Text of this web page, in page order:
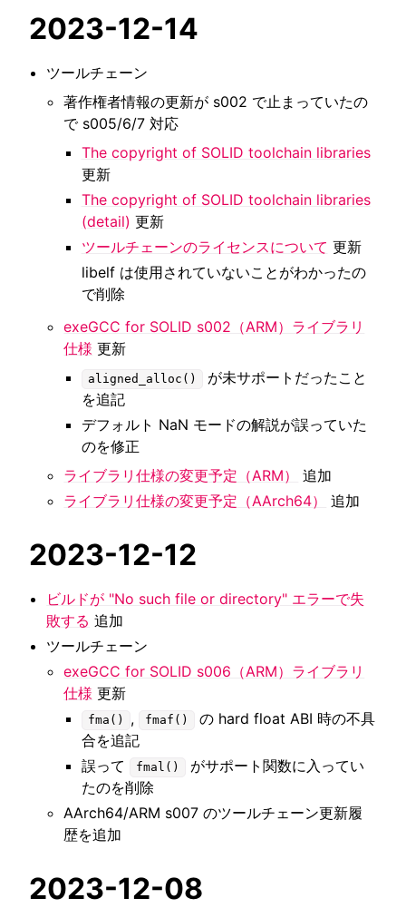
2023-12-14
ツールチェーン
著作権者情報の更新が s002 で止まっていたの
で s005/6/7 対応
The copyright of SOLID toolchain libraries
更新
The copyright of SOLID toolchain libraries
(detail) 更新
ツールチェーンのライセンスについて 更新
libelf は使用されていないことがわかったの
で削除
exeGCC for SOLID s002（ARM）ライブラリ
仕様 更新
aligned_alloc()
が未サポートだったこと
を追記
デフォルト NaN モードの解説が誤っていた
のを修正
ライブラリ仕様の変更予定（ARM）
追加
ライブラリ仕様の変更予定（AArch64）
追加
2023-12-12
ビルドが "No such file or directory" エラーで失
敗する 追加
ツールチェーン
exeGCC for SOLID s006（ARM）ライブラリ
仕様 更新
fma() , fmaf()
の hard float ABI 時の不具
合を追記
誤って
fmal()
がサポート関数に入ってい
たのを削除
AArch64/ARM s007 のツールチェーン更新履
歴を追加
2023-12-08